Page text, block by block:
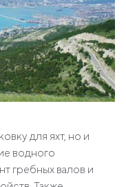
для яхт, но и
водного
гребных валов и